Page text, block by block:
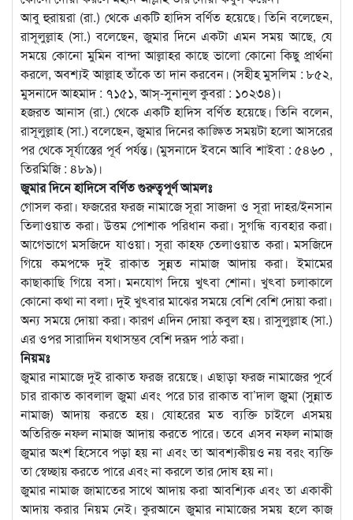
আবু হুরায়রা (রা.) থেকে একটি হাদিস বর্ণিত হয়েছে। তিনি বলেছেন,
রাসূলুল্লাহ (সা.) বলেছেন, জুমার দিনে একটা এমন সময় আছে, যে
সময়ে কোনো মুমিন বান্দা আল্লাহর কাছে ভালো কোনো কিছু প্রার্থনা
করলে, অবশ্যই আল্লাহ তাঁকে তা দান করবেন। (সহীহ মুসলিম : ৮৫২,
মুসনাদে আহমাদ : ৭১৫১, আস্-সুনানুল কুবরা : ১০২৩৪)।
হজরত আনাস (রা.) থেকে একটি হাদিস বর্ণিত হয়েছে। তিনি বলেন,
রাসূলুল্লাহ (সা.) বলেছেন, জুমার দিনের কাঙ্ক্ষিত সময়টা হলো আসরের
পর থেকে সূর্যাস্তের পূর্ব পর্যন্ত। (মুসনাদে ইবনে আবি শাইবা : ৫৪৬০ ,
তিরমিজি : ৪৮৯)।
জুমার দিনে হাদিসে বর্ণিত গুরুত্বপূর্ণ আমলঃ
গোসল করা। ফজরের ফরজ নামাজে সূরা সাজদা ও সূরা দাহর/ইনসান
তিলাওয়াত করা। উত্তম পোশাক পরিধান করা। সুগন্ধি ব্যবহার করা।
আগেভাগে মসজিদে যাওয়া। সূরা কাহফ তেলাওয়াত করা। মসজিদে
গিয়ে কমপক্ষে দুই রাকাত সুন্নত নামাজ আদায় করা। ইমামের
কাছাকাছি গিয়ে বসা। মনযোগ দিয়ে খুৎবা শোনা। খুৎবা চলাকালে
কোনো কথা না বলা। দুই খুৎবার মাঝের সময়ে বেশি বেশি দোয়া করা।
অন্য সময়ে দোয়া করা। কারণ এদিন দোয়া কবুল হয়। রাসুলুল্লাহ (সা.)
এর ওপর সারাদিন যথাসম্ভব বেশি দরূদ পাঠ করা।
নিয়মঃ
জুমার নামাজে দুই রাকাত ফরজ রয়েছে। এছাড়া ফরজ নামাজের পূর্বে
চার রাকাত কাবলাল জুমা এবং পরে চার রাকাত বা’দাল জুমা (সুন্নাত
নামাজ) আদায় করতে হয়। যোহরের মত ব্যক্তি চাইলে এসময়
অতিরিক্ত নফল নামাজ আদায় করতে পারে। তবে এসব নফল নামাজ
জুমার অংশ হিসেবে পড়া হয় না এবং তা আবশ্যকীয়ও নয় বরং ব্যক্তি
তা স্বেচ্ছায় করতে পারে এবং না করলে তার দোষ হয় না।
জুমার নামাজ জামাতের সাথে আদায় করা আবশ্যিক এবং তা একাকী
আদায় করার নিয়ম নেই। কুরআনে জুমার নামাজের সময় হলে কাজ